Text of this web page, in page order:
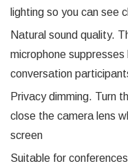
lighting so you can see
Natural sound quality.
microphone suppresses
conversation
Privacy dimming. Turn
close the camera lens
screen
Suitable for